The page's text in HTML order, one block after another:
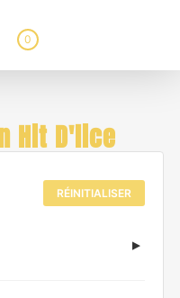
0
Hit D'lice
RÉINITIALISER